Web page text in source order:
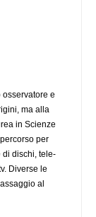
osservatore e
ma alla
in Scienze
per
di dischi, tele-
Diverse le
al